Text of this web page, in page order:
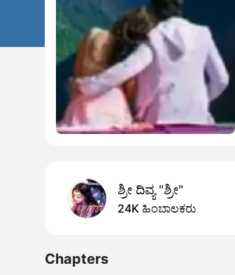
ಶ್ರೀ ದಿವ್ಯ "ಶ್ರೀ"
24K ಹಿಂಬಾಲಕರು
Chapters